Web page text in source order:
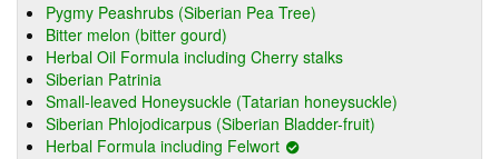
Pygmy Peashrubs (Siberian Pea Tree)
Bitter melon (bitter gourd)
Herbal Oil Formula including Cherry stalks
Siberian Patrinia
Small-leaved Honeysuckle (Tatarian honeysuckle)
Siberian Phlojodicarpus (Siberian Bladder-fruit)
Herbal Formula including Felwort